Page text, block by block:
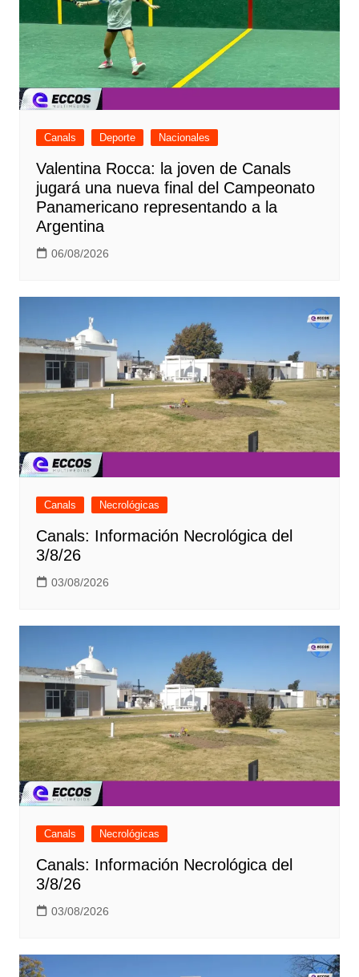
Canals Deporte Nacionales
Valentina Rocca: la joven de Canals
jugará una nueva final del Campeonato
Panamericano representando a la
Argentina
06/08/2026
Canals Necrológicas
Canals: Información Necrológica del
3/8/26
03/08/2026
Canals Necrológicas
Canals: Información Necrológica del
3/8/26
03/08/2026